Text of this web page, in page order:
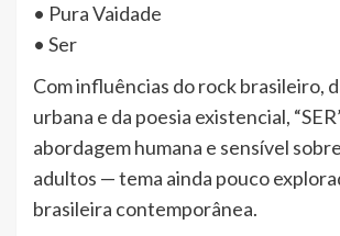
• Pura Vaidade
• Ser
Com influências do rock brasileiro,
urbana e da poesia existencial,
abordagem humana e sensível
adultos — tema ainda pouco
brasileira contemporânea.